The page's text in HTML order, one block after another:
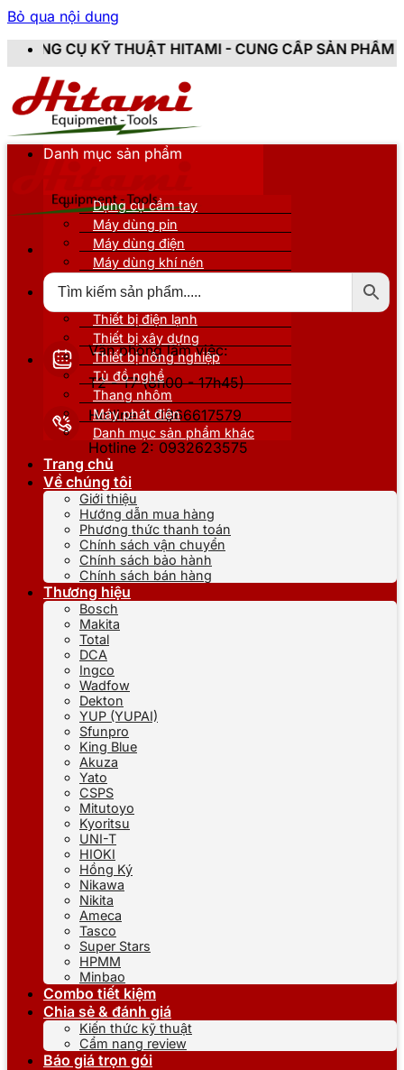
Bỏ qua nội dung
HITAMI - CUNG CẤP SẢN PHẨM CHÍNH HÃNG,
Văn phòng làm việc:
T2 - T7 (8h00 - 17h45)
Hotline 1: 0866617579
Hotline 2: 0932623575
Danh mục sản phẩm
Dụng cụ cầm tay
Máy dùng pin
Máy dùng điện
Máy dùng khí nén
Thiết bị nâng đỡ
Thiết bị điện lạnh
Thiết bị xây dựng
Thiết bị nông nghiệp
Tủ đồ nghề
Thang nhôm
Máy phát điện
Danh mục sản phẩm khác
Trang chủ
Về chúng tôi
Giới thiệu
Hướng dẫn mua hàng
Phương thức thanh toán
Chính sách vận chuyển
Chính sách bảo hành
Chính sách bán hàng
Thương hiệu
Bosch
Makita
Total
DCA
Ingco
Wadfow
Dekton
YUP (YUPAI)
Sfunpro
King Blue
Akuza
Yato
CSPS
Mitutoyo
Kyoritsu
UNI-T
HIOKI
Hồng Ký
Nikawa
Nikita
Ameca
Tasco
Super Stars
HPMM
Minbao
Combo tiết kiệm
Chia sẻ & đánh giá
Kiến thức kỹ thuật
Cẩm nang review
Báo giá trọn gói